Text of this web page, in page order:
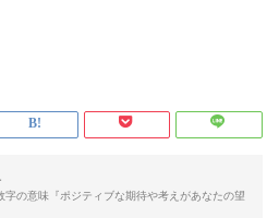
字の意味『ポジティブな期待や考えがあなたの望